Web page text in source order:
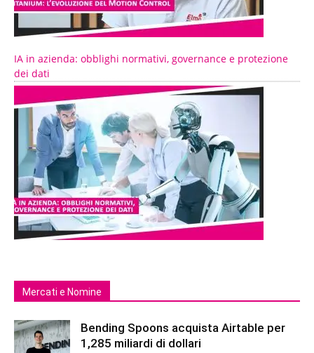
IA in azienda: obblighi normativi, governance e protezione
dei dati
Mercati e Nomine
Bending Spoons acquista Airtable per
1,285 miliardi di dollari